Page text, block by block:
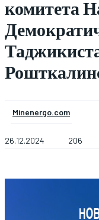
комитета
Minenergo.com
26.12.2024 206